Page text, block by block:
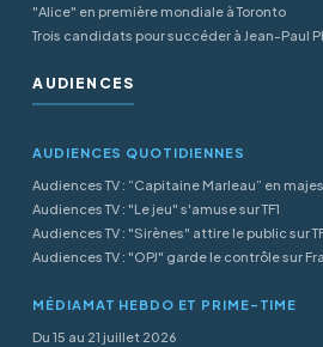
"Alice" en première mondiale à Toronto
Trois candidats pour succéder à Jean-Paul
AUDIENCES
AUDIENCES QUOTIDIENNES
Audiences TV : “Capitaine Marleau” en
Audiences TV : "Le jeu" s'amuse sur TF1
Audiences TV : "Sirènes" attire le public sur
Audiences TV : "OPJ" garde le contrôle sur
MÉDIAMAT HEBDO ET PRIME-TIME
Du 15 au 21 juillet 2026